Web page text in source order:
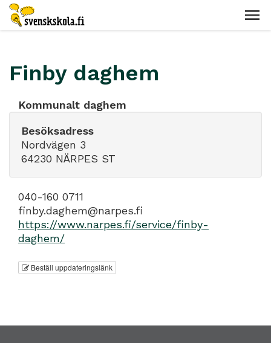
Finby daghem
Kommunalt daghem
Besöksadress
Nordvägen 3
64230 NÄRPES ST
040-160 0711
finby.daghem@narpes.fi
https://www.narpes.fi/service/finby-
daghem/
Beställ uppdateringslänk